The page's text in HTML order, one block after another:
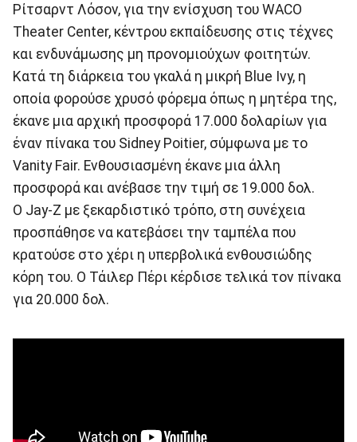
Ρίτσαρντ Λόσον, για την ενίσχυση του WACO
Theater Center, κέντρου εκπαίδευσης στις τέχνες
και ενδυνάμωσης μη προνομιούχων φοιτητών.
Κατά τη διάρκεια του γκαλά η μικρή Blue Ivy, η
οποία φορούσε χρυσό φόρεμα όπως η μητέρα της,
έκανε μια αρχική προσφορά 17.000 δολαρίων για
έναν πίνακα του Sidney Poitier, σύμφωνα με το
Vanity Fair. Ενθουσιασμένη έκανε μια άλλη
προσφορά και ανέβασε την τιμή σε 19.000 δολ.
Ο Jay-Z με ξεκαρδιστικό τρόπο, στη συνέχεια
προσπάθησε να κατεβάσει την ταμπέλα που
κρατούσε στο χέρι η υπερβολικά ενθουσιώδης
κόρη του. Ο Τάιλερ Πέρι κέρδισε τελικά τον πίνακα
για 20.000 δολ.